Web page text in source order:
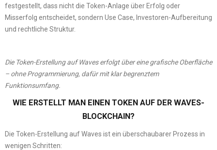
festgestellt, dass nicht die Token-Anlage über Erfolg oder
Misserfolg entscheidet, sondern Use Case, Investoren-Aufbereitung
und rechtliche Struktur.
Die Token-Erstellung auf Waves erfolgt über eine grafische Oberfläche
– ohne Programmierung, dafür mit klar begrenztem
Funktionsumfang.
WIE ERSTELLT MAN EINEN TOKEN AUF DER WAVES-
BLOCKCHAIN?
Die Token-Erstellung auf Waves ist ein überschaubarer Prozess in
wenigen Schritten: